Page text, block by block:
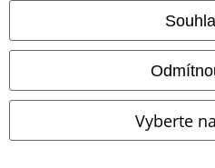
Vyberte
Balíkovna
EMP
Stáhněte si novou EMP aplikaci